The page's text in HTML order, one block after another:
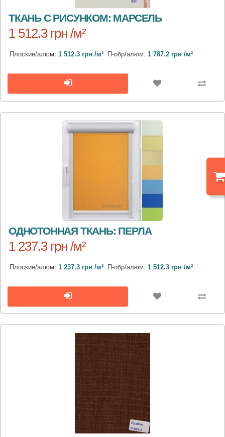
ТКАНЬ С РИСУНКОМ: МАРСЕЛЬ
1 512.3 грн /м²
Плоские/алюм: 1 512.3 грн /м² П-обр/алюм: 1 787.2 грн /м²
ОДНОТОННАЯ ТКАНЬ: ПЕРЛА
1 237.3 грн /м²
Плоские/алюм: 1 237.3 грн /м² П-обр/алюм: 1 512.3 грн /м²